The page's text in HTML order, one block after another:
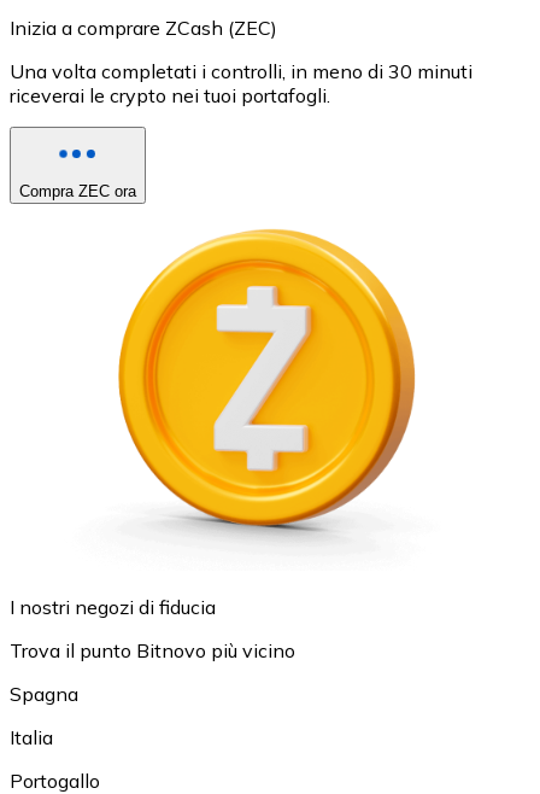
Inizia a comprare ZCash (ZEC)
Una volta completati i controlli, in meno di 30 minuti
riceverai le crypto nei tuoi portafogli.
Compra ZEC ora
I nostri negozi di fiducia
Trova il punto Bitnovo più vicino
Spagna
Italia
Portogallo